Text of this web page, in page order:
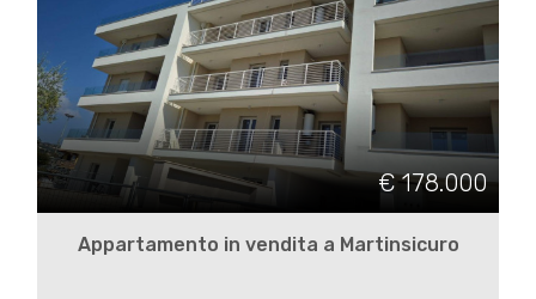
€ 178.000
Appartamento in vendita a Martinsicuro
Locali
minimi